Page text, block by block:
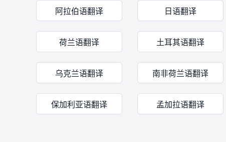
阿拉伯语翻译 日语翻译
荷兰语翻译 土耳其语翻译
乌克兰语翻译 南非荷兰语翻译
保加利亚语翻译 孟加拉语翻译